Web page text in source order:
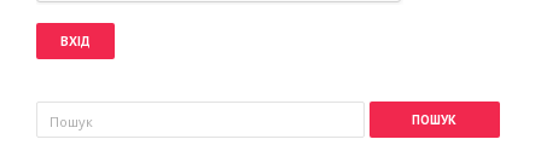
Пошукова форма
Пошук